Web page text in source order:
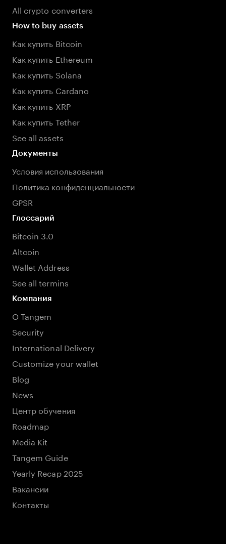
All crypto converters
How to buy assets
Как купить Bitcoin
Как купить Ethereum
Как купить Solana
Как купить Cardano
Как купить XRP
Как купить Tether
See all assets
Документы
Условия использования
Политика конфиденциальности
GPSR
Глоссарий
Bitcoin 3.0
Altcoin
Wallet Address
See all termins
Компания
О Tangem
Security
International Delivery
Customize your wallet
Blog
News
Центр обучения
Roadmap
Media Kit
Tangem Guide
Yearly Recap 2025
Вакансии
Контакты